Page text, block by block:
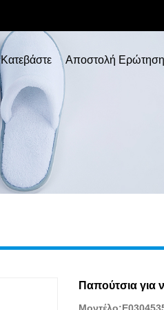
Κατεβάστε Αποστολή
Παπούτσια για